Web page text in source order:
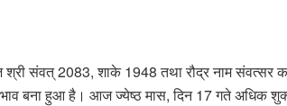
संवत् 2083, शाके 1948 तथा रौद्र नाम संवत्सर
बना हुआ है। आज ज्येष्ठ मास, दिन 17 गते अधिक